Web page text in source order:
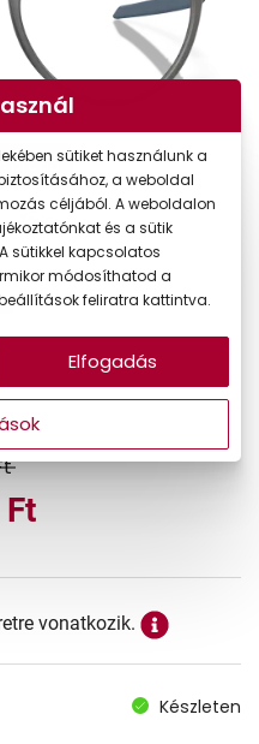
próba
vonatkozik.
Készleten
sütiket használunk a
a weboldal
céljából. A weboldalon
és a sütik
sütikkel kapcsolatos
módosíthatod a
feliratra kattintva.
Elfogadás